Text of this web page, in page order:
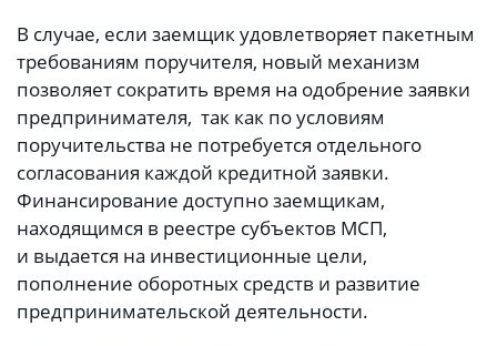
В случае, если заемщик удовлетворяет пакетным
требованиям поручителя, новый механизм
позволяет сократить время на одобрение заявки
предпринимателя, так как по условиям
поручительства не потребуется отдельного
согласования каждой кредитной заявки.
Финансирование доступно заемщикам,
находящимся в реестре субъектов МСП,
и выдается на инвестиционные цели,
пополнение оборотных средств и развитие
предпринимательской деятельности.